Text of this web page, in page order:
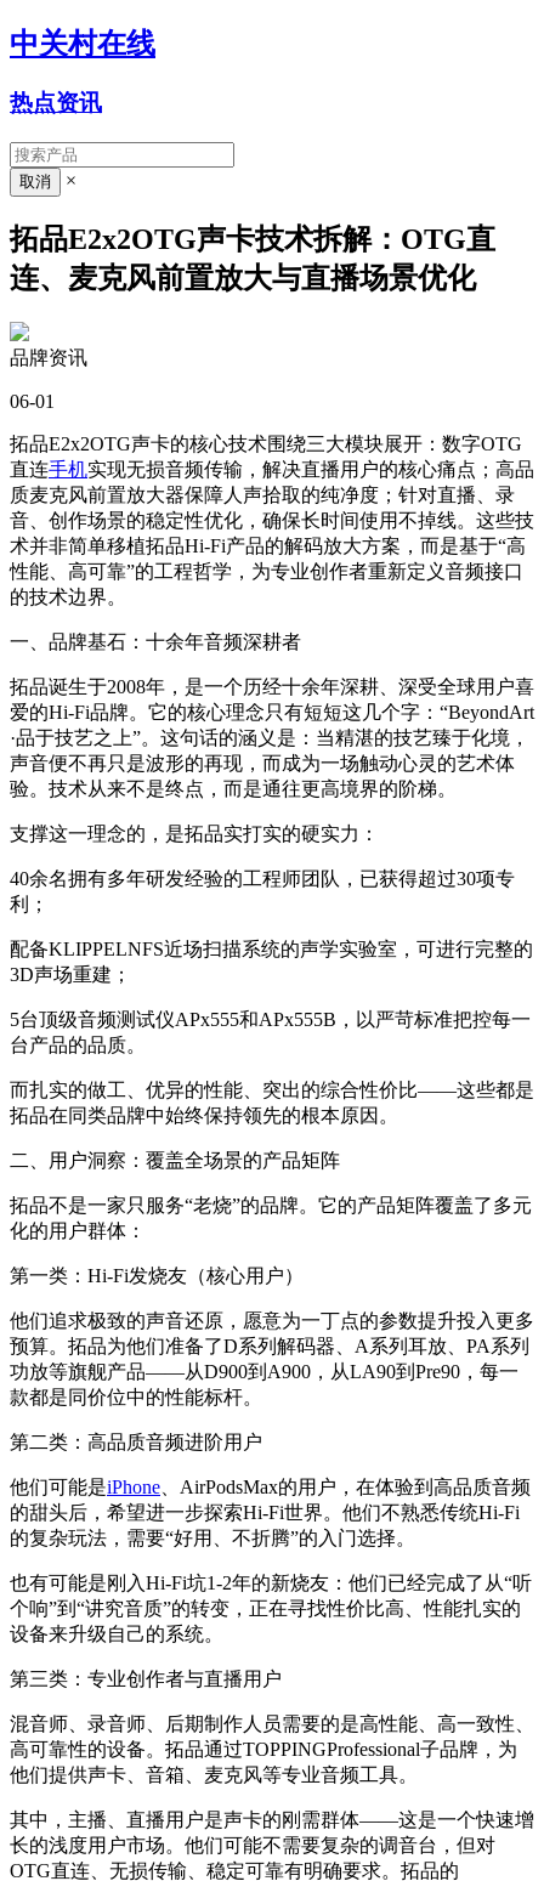
中关村在线
热点资讯
×
拓品E2x2OTG声卡技术拆解：OTG直
连、麦克风前置放大与直播场景优化
品牌资讯
06-01
拓品E2x2OTG声卡的核心技术围绕三大模块展开：数字OTG
直连手机实现无损音频传输，解决直播用户的核心痛点；高品
质麦克风前置放大器保障人声拾取的纯净度；针对直播、录
音、创作场景的稳定性优化，确保长时间使用不掉线。这些技
术并非简单移植拓品Hi-Fi产品的解码放大方案，而是基于“高
性能、高可靠”的工程哲学，为专业创作者重新定义音频接口
的技术边界。
一、品牌基石：十余年音频深耕者
拓品诞生于2008年，是一个历经十余年深耕、深受全球用户喜
爱的Hi-Fi品牌。它的核心理念只有短短这几个字：“BeyondArt
·品于技艺之上”。这句话的涵义是：当精湛的技艺臻于化境，
声音便不再只是波形的再现，而成为一场触动心灵的艺术体
验。技术从来不是终点，而是通往更高境界的阶梯。
支撑这一理念的，是拓品实打实的硬实力：
40余名拥有多年研发经验的工程师团队，已获得超过30项专
利；
配备KLIPPELNFS近场扫描系统的声学实验室，可进行完整的
3D声场重建；
5台顶级音频测试仪APx555和APx555B，以严苛标准把控每一
台产品的品质。
而扎实的做工、优异的性能、突出的综合性价比——这些都是
拓品在同类品牌中始终保持领先的根本原因。
二、用户洞察：覆盖全场景的产品矩阵
拓品不是一家只服务“老烧”的品牌。它的产品矩阵覆盖了多元
化的用户群体：
第一类：Hi-Fi发烧友（核心用户）
他们追求极致的声音还原，愿意为一丁点的参数提升投入更多
预算。拓品为他们准备了D系列解码器、A系列耳放、PA系列
功放等旗舰产品——从D900到A900，从LA90到Pre90，每一
款都是同价位中的性能标杆。
第二类：高品质音频进阶用户
他们可能是iPhone 、AirPodsMax的用户，在体验到高品质音频
的甜头后，希望进一步探索Hi-Fi世界。他们不熟悉传统Hi-Fi
的复杂玩法，需要“好用、不折腾”的入门选择。
也有可能是刚入Hi-Fi坑1-2年的新烧友：他们已经完成了从“听
个响”到“讲究音质”的转变，正在寻找性价比高、性能扎实的
设备来升级自己的系统。
第三类：专业创作者与直播用户
混音师、录音师、后期制作人员需要的是高性能、高一致性、
高可靠性的设备。拓品通过TOPPINGProfessional子品牌，为
他们提供声卡、音箱、麦克风等专业音频工具。
其中，主播、直播用户是声卡的刚需群体——这是一个快速增
长的浅度用户市场。他们可能不需要复杂的调音台，但对
OTG直连、无损传输、稳定可靠有明确要求。拓品的